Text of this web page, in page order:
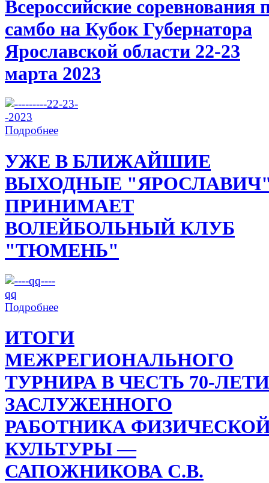
Всероссийские соревнования
самбо на Кубок Губернатора
Ярославской области 22-23
марта 2023
Подробнее
УЖЕ В БЛИЖАЙШИЕ
ВЫХОДНЫЕ
ПРИНИМАЕТ
ВОЛЕЙБОЛЬНЫЙ КЛУБ
"ТЮМЕНЬ"
Подробнее
ИТОГИ
МЕЖРЕГИОНАЛЬНОГО
ТУРНИРА В ЧЕСТЬ 70-
ЗАСЛУЖЕННОГО
РАБОТНИКА
КУЛЬТУРЫ —
САПОЖНИКОВА С.В.